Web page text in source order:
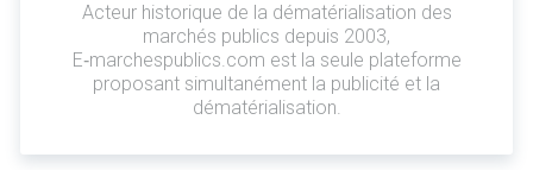
Acteur historique de la dématérialisation des
marchés publics depuis 2003,
E‑marchespublics.com est la seule plateforme
proposant simultanément la publicité et la
dématérialisation.